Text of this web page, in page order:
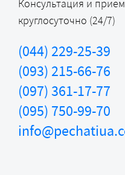
Консультация и
круглосуточно (24/7)
(044) 229-25-39
(093) 215-66-76
(097) 361-17-77
(095) 750-99-70